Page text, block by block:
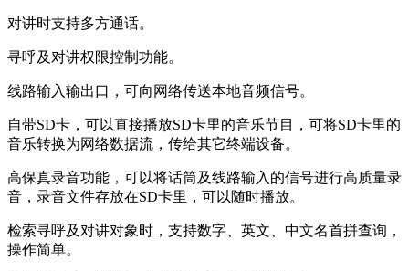
对讲时支持多方通话。
寻呼及对讲权限控制功能。
线路输入输出口，可向网络传送本地音频信号。
自带SD卡，可以直接播放SD卡里的音乐节目，可将SD卡里的
音乐转换为网络数据流，传给其它终端设备。
高保真录音功能，可以将话筒及线路输入的信号进行高质量录
音，录音文件存放在SD卡里，可以随时播放。
检索寻呼及对讲对象时，支持数字、英文、中文名首拼查询，
操作简单。